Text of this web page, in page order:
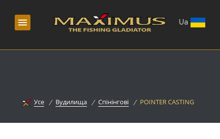
Ua
Усе Вудилища Спінінгові POINTER CASTING